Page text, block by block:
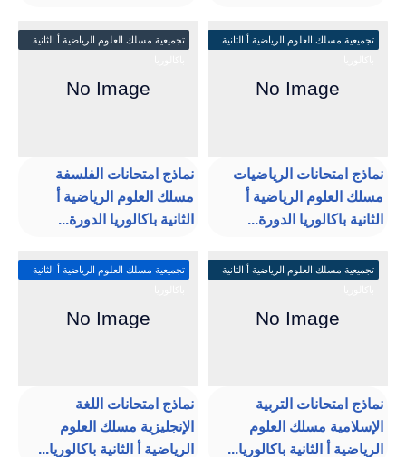
تجميعية مسلك العلوم الرياضية أ الثانية
نماذج امتحانات الرياضيات
مسلك العلوم الرياضية أ
الثانية باكالوريا الدورة...
تجميعية مسلك العلوم الرياضية أ الثانية
نماذج امتحانات الفلسفة
مسلك العلوم الرياضية أ
الثانية باكالوريا الدورة...
تجميعية مسلك العلوم الرياضية أ الثانية
نماذج امتحانات التربية
الإسلامية مسلك العلوم
الرياضية أ الثانية باكالوريا...
تجميعية مسلك العلوم الرياضية أ الثانية
نماذج امتحانات اللغة
الإنجليزية مسلك العلوم
الرياضية أ الثانية باكالوريا...